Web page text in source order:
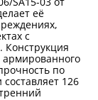
её
с
Конструкция
по
126